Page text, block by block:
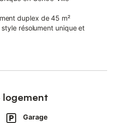
duplex de 45 m²
résolument unique et
à l'étage avec possibilité
logement
Garage